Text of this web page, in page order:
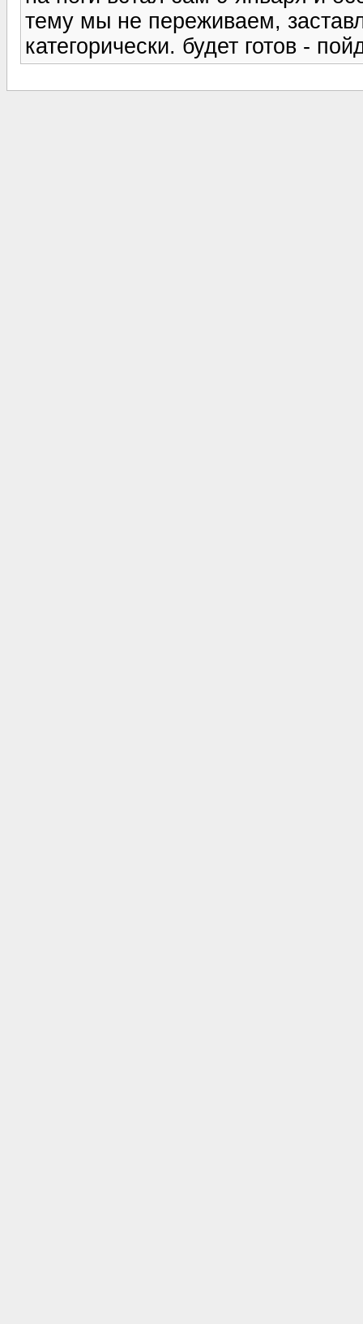
тему мы не переживаем,
категорически. будет готов -